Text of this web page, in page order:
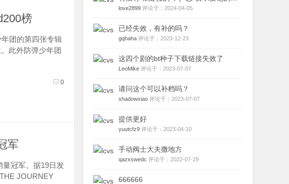
榜
团的第四张专辑
此外防弹少年团
0
军
冠军。据19日发
JOURNEY
love2899 评论于：2024-04-05
已经失效，有补的吗？
gqhaha 评论于：2023-12-23
这四个剧的bt种子下载链接失效了
LeoMike 评论于：2023-07-07
请问这个可以补档吗？
shadowxiao 评论于：2023-07-07
提供更好
yuutcfz9 评论于：2023-04-10
手动阀士大夫撒地方
qazxswedc 评论于：2022-07-29
666666